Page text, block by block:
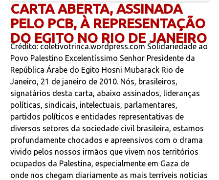
CARTA ABERTA, ASSINADA
PELO PCB, À REPRESENTAÇÃO
DO EGITO NO RIO DE JANEIRO
Crédito: coletivotrinca.wordpress.com Solidariedade ao
Povo Palestino Excelentíssimo Senhor Presidente da
República Árabe do Egito Hosni Mubarack Rio de
Janeiro, 21 de janeiro de 2010. Nós, brasileiros,
signatários desta carta, abaixo assinados, lideranças
políticas, sindicais, intelectuais, parlamentares,
partidos políticos e entidades representativas de
diversos setores da sociedade civil brasileira, estamos
profundamente chocados e apreensivos com o drama
vivido pelos nossos irmãos que vivem nos territórios
ocupados da Palestina, especialmente em Gaza de
onde nos chegam diariamente as mais terríveis notícias